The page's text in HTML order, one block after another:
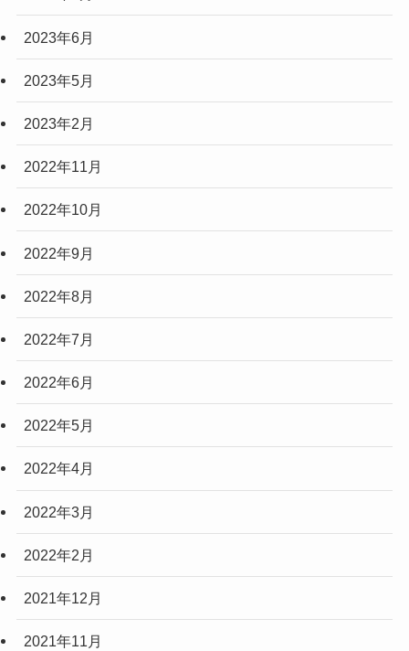
2023年6月
2023年5月
2023年2月
2022年11月
2022年10月
2022年9月
2022年8月
2022年7月
2022年6月
2022年5月
2022年4月
2022年3月
2022年2月
2021年12月
2021年11月